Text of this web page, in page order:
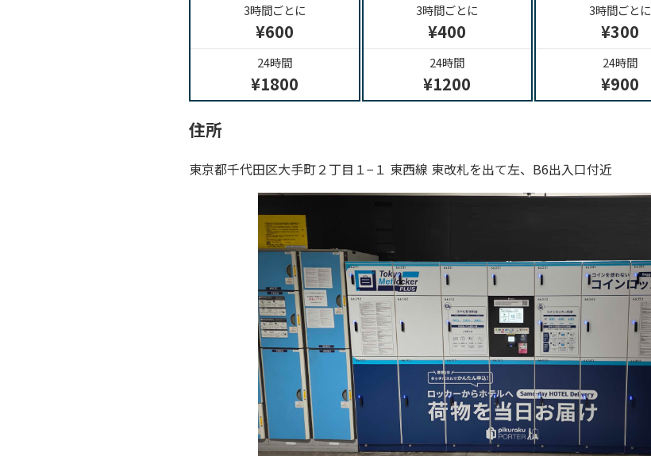
3時間ごとに
¥600
24時間
¥1800
3時間ごとに
¥400
24時間
¥1200
3時間ごとに
¥300
24時間
¥900
住所
東京都千代田区大手町２丁目１−１ 東西線 東改札を出て左、B6出入口付近